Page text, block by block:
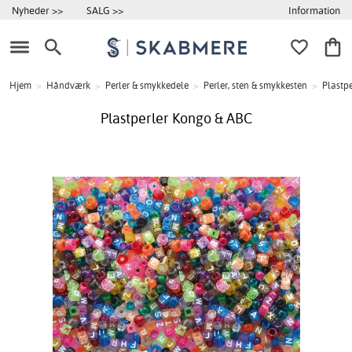
Nyheder >> SALG >> Information
Hjem > Håndværk > Perler & smykkedele > Perler, sten & smykkesten >
Plastperler Kongo & ABC